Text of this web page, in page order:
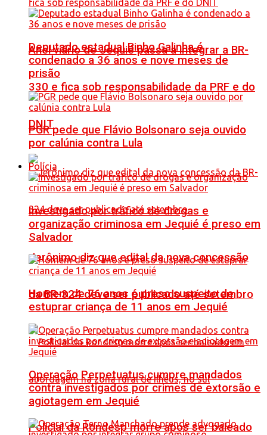
Anel viário de Jequié passa a integrar a BR-
330 e fica sob responsabilidade da PRF e do
DNIT
Jerônimo diz que edital da nova concessão
da BR-324 deve ser publicado até setembro
Policial da Rondesp morre após ser baleado
Deputado estadual Binho Galinha é
condenado a 36 anos e nove meses de
prisão
PGR pede que Flávio Bolsonaro seja ouvido
por calúnia contra Lula
Polícia
Investigado por tráfico de drogas e
organização criminosa em Jequié é preso em
Salvador
Homem de 76 anos é preso suspeito de
estuprar criança de 11 anos em Jequié
Operação Perpetuatus cumpre mandados
contra investigados por crimes de extorsão e
agiotagem em Jequié